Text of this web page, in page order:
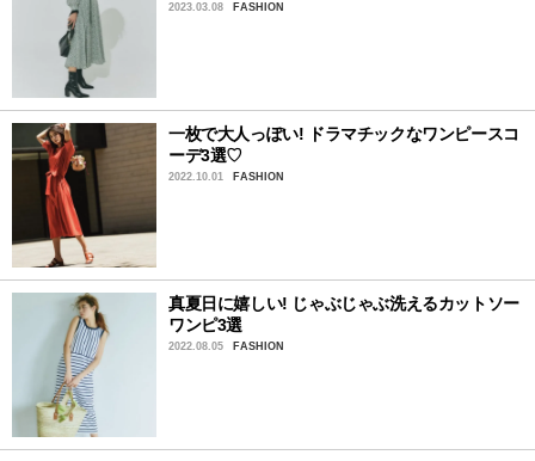
2023.03.08 FASHION
一枚で大人っぽい! ドラマチックなワンピースコ
ーデ3選♡
2022.10.01 FASHION
真夏日に嬉しい! じゃぶじゃぶ洗えるカットソー
ワンピ3選
2022.08.05 FASHION